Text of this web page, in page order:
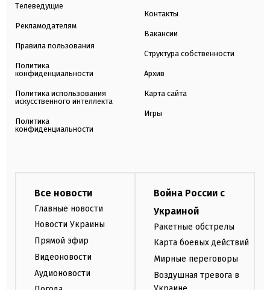
Телеведущие
Рекламодателям
Правила пользования
Политика
конфиденциальности
Политика использования
искусственного интеллекта
Политика
конфиденциальности
Контакты
Вакансии
Структура собственности
Архив
Карта сайта
Игры
Все новости
Главные новости
Новости Украины
Прямой эфир
Видеоновости
Аудионовости
Война России с
Украиной
Ракетные обстрелы
Карта боевых действий
Мирные переговоры
Воздушная тревога в